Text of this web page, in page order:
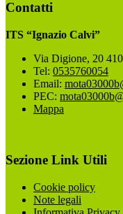
Contatti
ITS “Ignazio Calvi”
Via Digione, 20
Tel: 0535760054
Email:
PEC:
Mappa
Sezione Link Utili
Cookie policy
Note legali